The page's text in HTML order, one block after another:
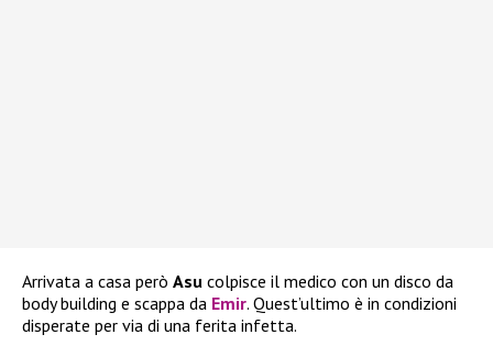
Arrivata a casa però Asu colpisce il medico con un disco da
body building e scappa da Emir. Quest’ultimo è in condizioni
disperate per via di una ferita infetta.